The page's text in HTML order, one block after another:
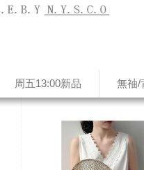
周五13:00新品 無䄂/